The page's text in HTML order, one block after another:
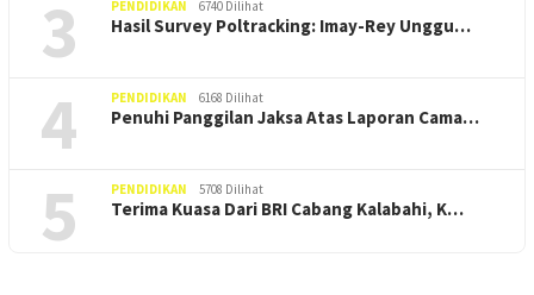
3 PENDIDIKAN 6740 Dilihat
Hasil Survey Poltracking: Imay-Rey Unggu…
4 PENDIDIKAN 6168 Dilihat
Penuhi Panggilan Jaksa Atas Laporan Cama…
5 PENDIDIKAN 5708 Dilihat
Terima Kuasa Dari BRI Cabang Kalabahi, K…